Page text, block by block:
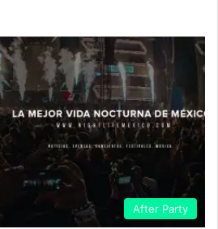
After Party